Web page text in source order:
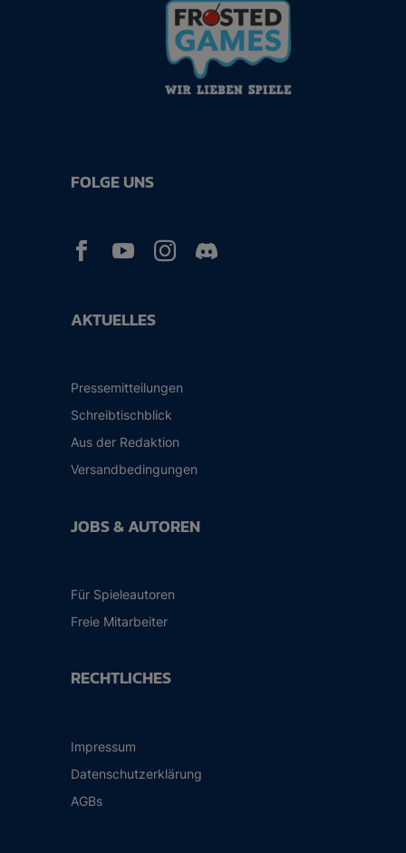
AKTUELLES
Pressemitteilungen
Schreibtischblick
Aus der Redaktion
Versandbedingungen
JOBS & AUTOREN
Für Spieleautoren
Freie Mitarbeiter
RECHTLICHES
Impressum
Datenschutzerklärung
AGBs
FOLGE UNS
  